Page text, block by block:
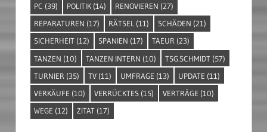
PC (39) POLITIK (14) RENOVIEREN (27)
REPARATUREN (17) RÄTSEL (11) SCHÄDEN (21)
SICHERHEIT (12) SPANIEN (17) TAEUR (23)
TANZEN (10) TANZEN INTERN (10) TSG.SCHMIDT (57)
TURNIER (35) TV (11) UMFRAGE (13) UPDATE (11)
VERKÄUFE (10) VERRÜCKTES (15) VERTRÄGE (10)
WEGE (12) ZITAT (17)